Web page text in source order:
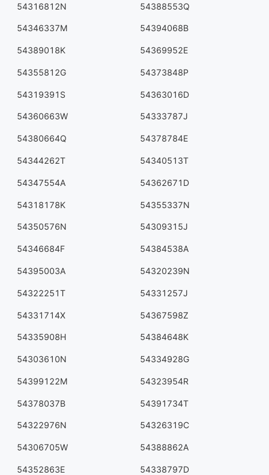
54316812N 54388553Q
54346337M 54394068B
54389018K 54369952E
54355812G 54373848P
54319391S 54363016D
54360663W 54333787J
54380664Q 54378784E
54344262T 54340513T
54347554A 54362671D
54318178K 54355337N
54350576N 54309315J
54346684F 54384538A
54395003A 54320239N
54322251T 54331257J
54331714X 54367598Z
54335908H 54384648K
54303610N 54334928G
54399122M 54323954R
54378037B 54391734T
54322976N 54326319C
54306705W 54388862A
54352863E 54338797D